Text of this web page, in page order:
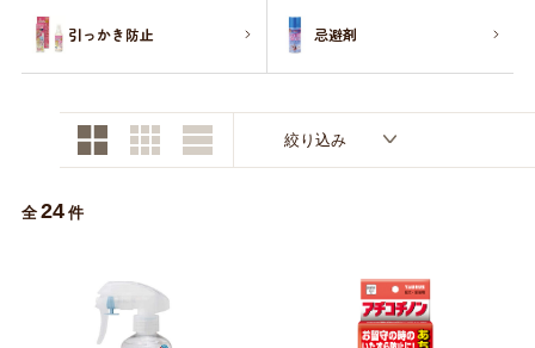
引っかき防止 忌避剤
絞り込み
全 24 件